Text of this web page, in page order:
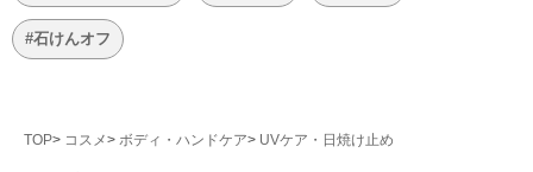
#石けんオフ
TOP コスメ ボディ・ハンドケア UVケア・日焼け止め